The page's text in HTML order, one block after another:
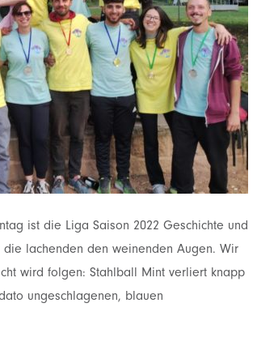
ist die Liga Saison 2022 Geschichte und
lachenden den weinenden Augen. Wir
wird folgen: Stahlball Mint verliert knapp
ungeschlagenen, blauen